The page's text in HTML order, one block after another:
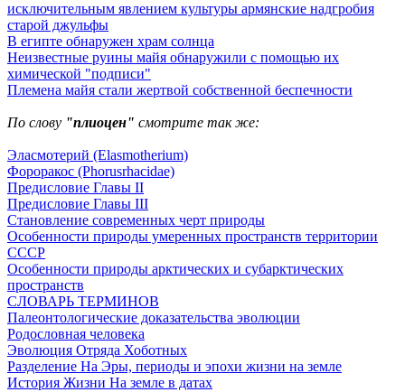
исключительным явлением культуры армянские надгробия
старой джульфы
В египте обнаружен храм солнца
Неизвестные руины майя обнаружили с помощью их
химической "подписи"
Племена майя стали жертвой собственной беспечности
По слову "плиоцен" смотрите так же:
Эласмотерий (Elasmotherium)
Фороракос (Phorusrhacidae)
Предисловие Главы II
Предисловие Главы III
Становление современных черт природы
Особенности природы умеренных пространств территории
СССР
Особенности природы арктических и субарктических
пространств
СЛОВАРЬ ТЕРМИНОВ
Палеонтологические доказательства эволюции
Родословная человека
Эволюция Отряда Хоботных
Разделение На Эры, периоды и эпохи жизни на земле
История Жизни На земле в датах